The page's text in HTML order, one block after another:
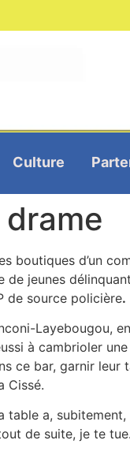
Culture
boutiques d’un
de jeunes
de source policière.
Layebougou,
à cambrioler une
ce bar, garnir leur
Cissé.
table a,
de suite, je te